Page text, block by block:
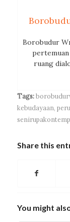
Borobudur
ruang
Tags:
kebudayaan,
Share this
You might